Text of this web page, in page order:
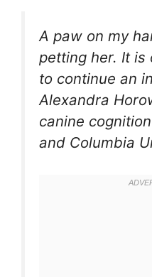
A paw on my
petting her. It is
to continue an
Alexandra
canine
and Columbia